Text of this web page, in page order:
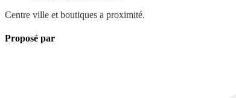
Centre ville et boutiques a proximité.
Proposé par